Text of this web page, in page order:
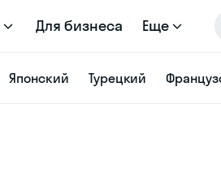
Для бизнеса Еще
Японский Турецкий